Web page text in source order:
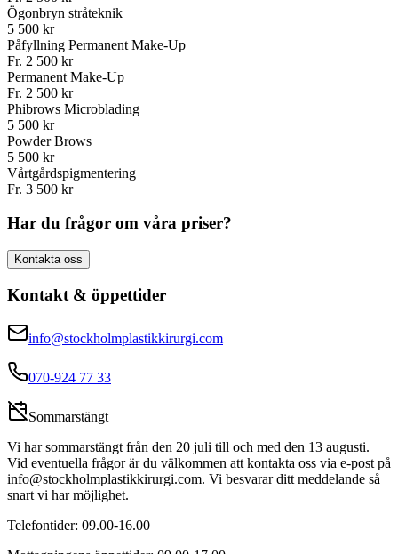
Ögonbryn stråteknik
5 500 kr
Påfyllning Permanent Make-Up
Fr. 2 500 kr
Permanent Make-Up
Fr. 2 500 kr
Phibrows Microblading
5 500 kr
Powder Brows
5 500 kr
Vårtgårdspigmentering
Fr. 3 500 kr
Har du frågor om våra priser?
Kontakta oss
Kontakt & öppettider
info@stockholmplastikkirurgi.com
070-924 77 33
Sommarstängt
Vi har sommarstängt från den 20 juli till och med den 13 augusti.
Vid eventuella frågor är du välkommen att kontakta oss via e-post på
info@stockholmplastikkirurgi.com. Vi besvarar ditt meddelande så
snart vi har möjlighet.
Telefontider: 09.00-16.00